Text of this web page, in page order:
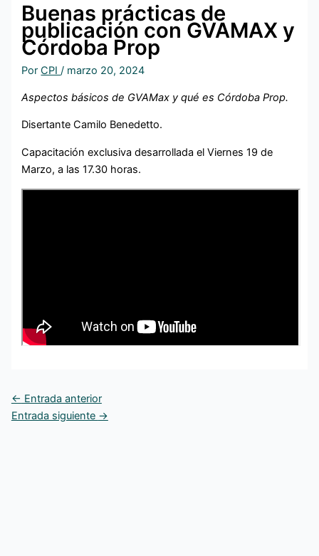
Buenas prácticas de
publicación con GVAMAX y
Córdoba Prop
PorCPI/ marzo 20, 2024
Aspectos básicos de GVAMax y qué es Córdoba Prop.
Disertante Camilo Benedetto.
Capacitación exclusiva desarrollada el Viernes 19 de
Marzo, a las 17.30 horas.
← Entrada anterior
Entrada siguiente →